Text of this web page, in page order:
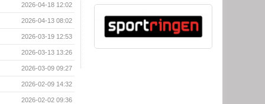
2026-04-18 12:02
2026-04-13 08:02
2026-03-19 12:53
2026-03-13 13:26
2026-03-09 09:27
2026-02-09 14:32
2026-02-02 09:36